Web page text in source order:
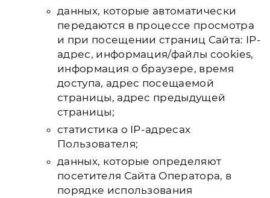
данных, которые автоматически
передаются в процессе просмотра
и при посещении страниц Сайта: IP-
адрес, информация/файлы cookies,
информация о браузере, время
доступа, адрес посещаемой
страницы, адрес предыдущей
страницы;
статистика о IP-адресах
Пользователя;
данных, которые определяют
посетителя Сайта Оператора, в
порядке использования